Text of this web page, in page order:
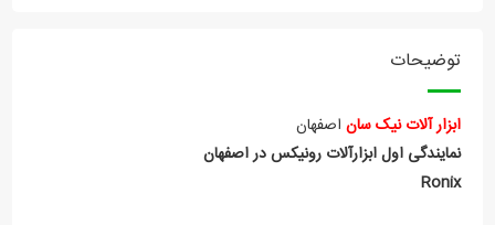
توضیحات
ابزار آلات نیک سان اصفهان
نمایندگی اول ابزارآلات رونیکس در اصفهان
Ronix